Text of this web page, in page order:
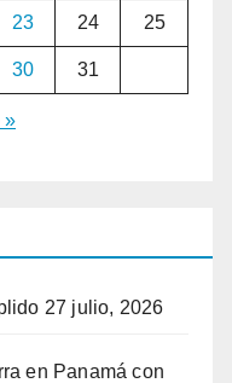
23 24 25
30 31
»
27 julio, 2026
en Panamá con